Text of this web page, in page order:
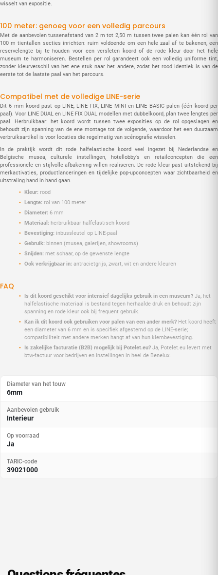
wisselt van expositie.
100 meter: genoeg voor een volledig parcours
Met de aanbevolen tussenafstand van 2 m tot 2,50 m tussen twee palen kan één rol van
100 m tientallen secties inrichten: ruim voldoende om een hele zaal af te bakenen, een
reservelengte bij te houden voor een versleten koord of de rode kleur door het hele
museum te harmoniseren. Bestellen per rol garandeert ook een volledig uniforme tint,
zonder kleurverschil van het ene stuk naar het andere, zodat het rood identiek is van de
eerste tot de laatste paal van het parcours.
Compatibel met de volledige LINE-serie
Dit 6 mm koord past op LINE, LINE FIX, LINE MINI en LINE BASIC palen (één koord per
paal). Voor LINE DUAL en LINE FIX DUAL modellen met dubbelkoord, plan twee lengtes per
paal. Herbruikbaar: het koord wordt tussen twee exposities op de rol opgeslagen en
behoudt zijn spanning van de ene montage tot de volgende, waardoor het een duurzaam
verbruiksartikel is voor locaties die regelmatig van scénografie wisselen.
In de praktijk wordt dit rode halfelastische koord veel ingezet bij Nederlandse en
Belgische musea, culturele instellingen, hotellobby's en retailconcepten die een
professionele en stijlvolle afbakening willen realiseren. De rode kleur past uitstekend bij
merkactivaties, productlanceringen en tijdelijke pop-upconcepten waar zichtbaarheid en
uitstraling hand in hand gaan.
Kleur: rood
Lengte: rol van 100 meter
Diameter: 6 mm
Materiaal: herbruikbaar halfelastisch koord
Bevestiging: inbussleutel op LINE-paal
Gebruik: binnen (musea, galerijen, showrooms)
Snijden: met schaar, op de gewenste lengte
Ook verkrijgbaar in: antracietgrijs, zwart, wit en andere kleuren
FAQ
Is dit koord geschikt voor intensief dagelijks gebruik in een museum? Ja, het
halfelastische materiaal is bestand tegen herhaalde druk en behoudt zijn
spanning en rode kleur ook bij frequent gebruik.
Kan ik dit koord ook gebruiken voor palen van een ander merk? Het koord heeft
een diameter van 6 mm en is specifiek afgestemd op de LINE-serie;
compatibiliteit met andere merken hangt af van hun klembevestiging.
Is zakelijke facturatie (B2B) mogelijk bij Potelet.eu? Ja, Potelet.eu levert met
btw-factuur voor bedrijven en instellingen in heel de Benelux.
Diameter van het touw
6mm
Aanbevolen gebruik
Interieur
Op voorraad
Ja
TARIC-code
39021000